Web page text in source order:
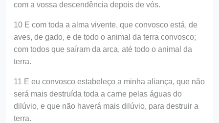
com a vossa descendência depois de vós.
10 E com toda a alma vivente, que convosco está, de
aves, de gado, e de todo o animal da terra convosco;
com todos que saíram da arca, até todo o animal da
terra.
11 E eu convosco estabeleço a minha aliança, que não
será mais destruída toda a carne pelas águas do
dilúvio, e que não haverá mais dilúvio, para destruir a
terra.